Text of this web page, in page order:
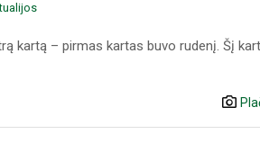
kartą – pirmas kartas buvo rudenį. Šį